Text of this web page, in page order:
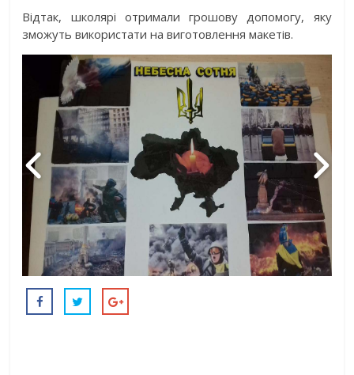
Відтак, школярі отримали грошову допомогу, яку
зможуть використати на виготовлення макетів.